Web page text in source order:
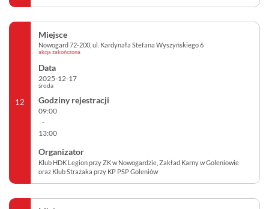
12
Nowogard 72-200, ul. Kardynała Stefana Wyszyńskiego 6
akcja zakończona
2025-12-17
środa
09:00
-
13:00
Klub HDK Legion przy ZK w Nowogardzie, Zakład Karny w Goleniowie
oraz Klub Strażaka przy KP PSP Goleniów